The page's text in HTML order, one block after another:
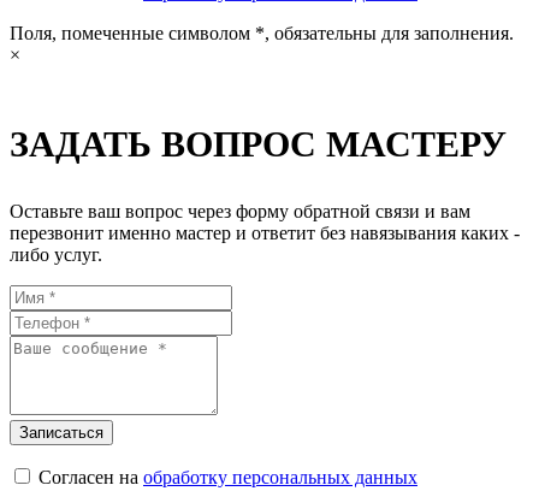
Поля, помеченные символом *, обязательны для заполнения.
×
ЗАДАТЬ ВОПРОС МАСТЕРУ
Оставьте ваш вопрос через форму обратной связи и вам
перезвонит именно мастер и ответит без навязывания каких -
либо услуг.
Согласен на обработку персональных данных